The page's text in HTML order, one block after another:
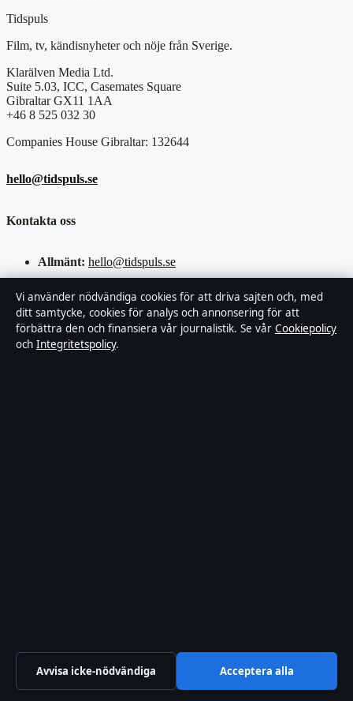
Tidspuls
Film, tv, kändisnyheter och nöje från Sverige.
Klarälven Media Ltd.
Suite 5.03, ICC, Casemates Square
Gibraltar GX11 1AA
+46 8 525 032 30
Companies House Gibraltar: 132644
hello@tidspuls.se
Kontakta oss
Allmänt: hello@tidspuls.se
hello@tidspuls.se
hello@tidspuls.se
Kontakt
RSS-flöde
Vi använder nödvändiga cookies för att driva sajten och, med
ditt samtycke, cookies för analys och annonsering för att
förbättra den och finansiera vår journalistik. Se vår Cookiepolicy
och Integritetspolicy.
Avvisa icke-nödvändiga Acceptera alla